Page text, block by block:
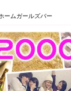
ームガールズバー